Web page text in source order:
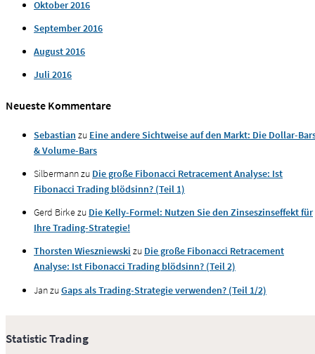
Oktober 2016
September 2016
August 2016
Juli 2016
Neueste Kommentare
Sebastian zu Eine andere Sichtweise auf den Markt: Die Dollar-
& Volume-Bars
Silbermannzu Die große Fibonacci Retracement Analyse: Ist
Fibonacci Trading blödsinn? (Teil 1)
Gerd Birkezu Die Kelly-Formel: Nutzen Sie den Zinseszinseffekt für
Ihre Trading-Strategie!
Thorsten Wieszniewski zu Die große Fibonacci Retracement
Analyse: Ist Fibonacci Trading blödsinn? (Teil 2)
JanzuGaps als Trading-Strategie verwenden? (Teil 1/2)
Statistic Trading